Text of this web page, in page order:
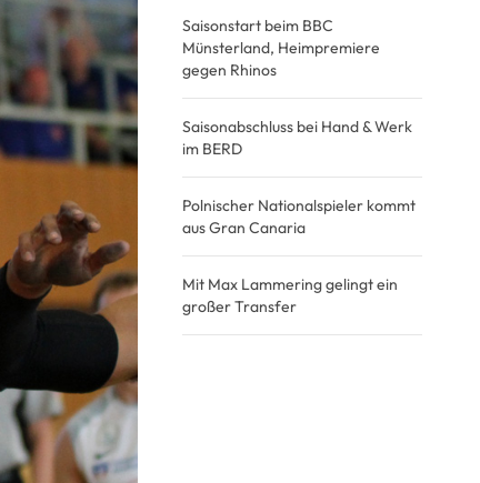
Saisonstart beim BBC
Münsterland, Heimpremiere
gegen Rhinos
Saisonabschluss bei Hand & Werk
im BERD
Polnischer Nationalspieler kommt
aus Gran Canaria
Mit Max Lammering gelingt ein
großer Transfer